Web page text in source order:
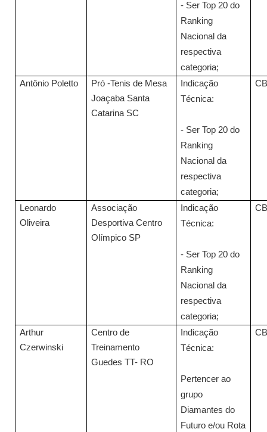
- Ser Top 20 do
Ranking
Nacional da
respectiva
categoria;
Antônio Poletto
Pró -Tenis de Mesa
Joaçaba Santa
Catarina SC
Indicação
Técnica:
- Ser Top 20 do
Ranking
Nacional da
respectiva
categoria;
Leonardo
Oliveira
Associação
Desportiva Centro
Olímpico SP
Indicação
Técnica:
- Ser Top 20 do
Ranking
Nacional da
respectiva
categoria;
Arthur
Czerwinski
Centro de
Treinamento
Guedes TT- RO
Indicação
Técnica:
Pertencer ao
grupo
Diamantes do
Futuro e/ou Rota